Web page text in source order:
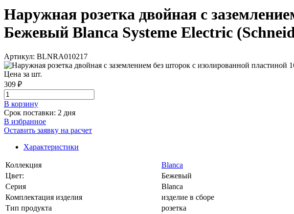
Наружная розетка двойная с
Бежевый Blanca Systeme Electric
Артикул: BLNRA010217
Цена за шт.
309 ₽
В корзинy
Срок поставки: 2 дня
В избранное
Оставить заявку на расчет
Характеристики
Коллекция
Blanca
Цвет:
Бежевый
Серия
Blanca
Комплектация изделия
изделие в сборе
Тип продукта
розетка